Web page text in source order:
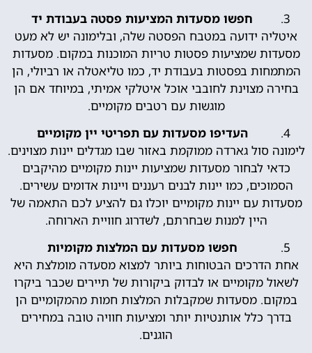
חפשו מסעדות המציעות פסטה בעבודת יד
איטליה ידועה במטבח הפסטה שלה, ובלימונה יש לא מעט
מסעדות שמציעות פסטות טריות המוכנות במקום. מסעדות
המתמחות בפסטות בעבודת יד, כמו טליאטלה או רביולי, הן
בחירה מצוינת לחובבי אוכל איטלקי אמיתי, במיוחד אם הן
מוגשות עם רטבים מקומיים.
העדיפו מסעדות עם תפריטי יין מקומיים
לימונה סול גארדה ממוקמת באזור שבו מגדלים יינות מצוינים.
כדאי לבחור מסעדות שמציעות יינות מקומיים מהיקבים
הסמוכים, כמו יינות לבנים רעננים ויינות אדומים עשירים.
מסעדות עם יינות מקומיים יוכלו גם להציע לכם התאמה של
היין למנות שבחרתם, לשדרוג חוויית הארוחה.
חפשו מסעדות עם המלצות מקומיות
אחת הדרכים הבטוחות ביותר למצוא מסעדה מומלצת היא
לשאול מקומיים או לבדוק ביקורות של תיירים שכבר ביקרו
במקום. מסעדות שמקבלות המלצות חמות מהמקומיים הן
בדרך כלל אותנטיות יותר ומציעות חוויה טובה במחירים
הוגנים.